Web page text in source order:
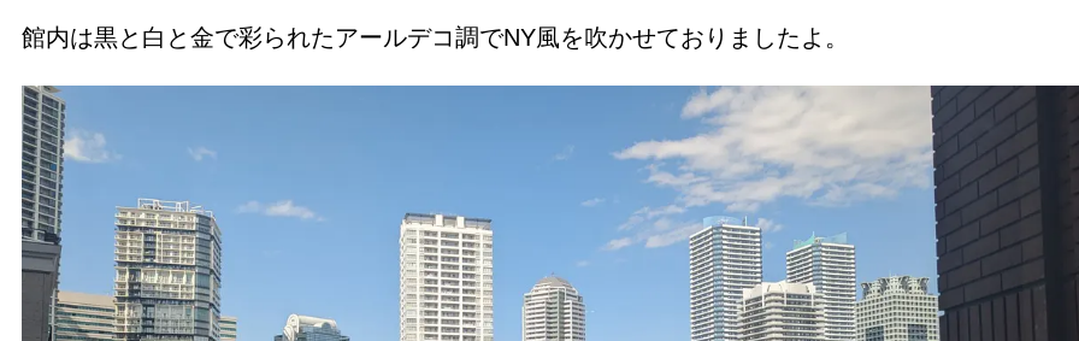
館内は黒と白と金で彩られたアールデコ調でNY風を吹かせておりましたよ。